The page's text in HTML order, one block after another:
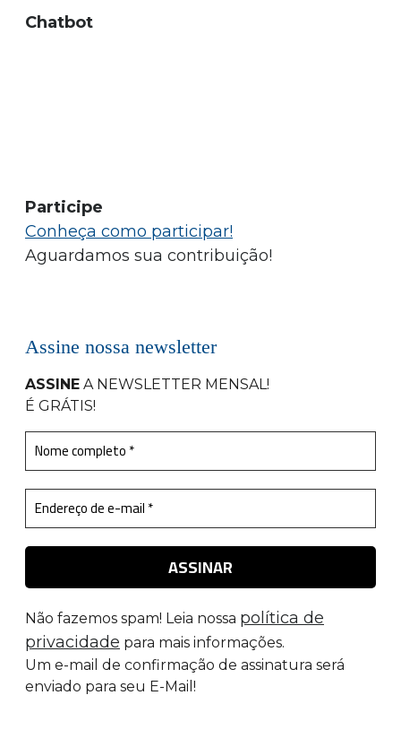
Chatbot
Participe
Conheça como participar!
Aguardamos sua contribuição!
Assine nossa newsletter
ASSINE A NEWSLETTER MENSAL!
É GRÁTIS!
Não fazemos spam! Leia nossa política de
privacidade para mais informações.
Um e-mail de confirmação de assinatura será
enviado para seu E-Mail!